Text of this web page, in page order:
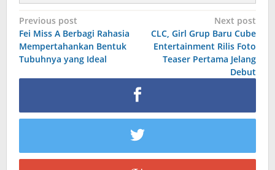
Post
navigation
Previous post
Fei Miss A Berbagi Rahasia
Mempertahankan Bentuk
Tubuhnya yang Ideal
Next post
CLC, Girl Grup Baru Cube
Entertainment Rilis Foto
Teaser Pertama Jelang
Debut